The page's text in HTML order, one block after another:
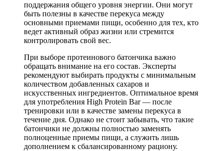
поддержания общего уровня энергии. Они могут
быть полезны в качестве перекуса между
основными приемами пищи, особенно для тех, кто
ведет активный образ жизни или стремится
контролировать свой вес.
При выборе протеинового батончика важно
обращать внимание на его состав. Эксперты
рекомендуют выбирать продукты с минимальным
количеством добавленных сахаров и
искусственных ингредиентов. Оптимальное время
для употребления High Protein Bar — после
тренировки или в качестве замены перекуса в
течение дня. Однако не стоит забывать, что такие
батончики не должны полностью заменять
полноценные приемы пищи, а служить лишь
дополнением к сбалансированному рациону.